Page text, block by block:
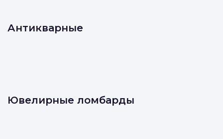
Антикварные
Ювелирные ломбарды